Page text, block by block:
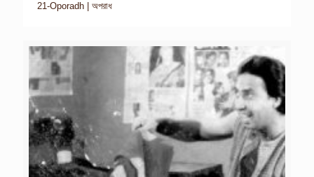
21-Oporadh | অপরাধ